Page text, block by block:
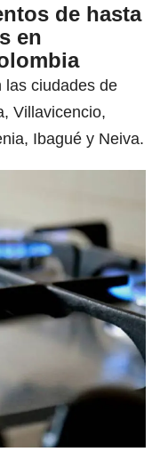
de hasta
en
las ciudades de
Villavicencio,
Ibagué y Neiva.